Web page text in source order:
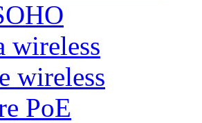
wireless
wireless
PoE